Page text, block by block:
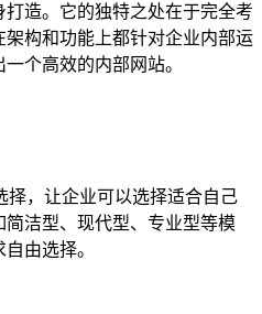
造。它的独特之处在于完全考
构和功能上都针对企业内部运
个高效的内部网站。
择，让企业可以选择适合自己
洁型、现代型、专业型等模
由选择。